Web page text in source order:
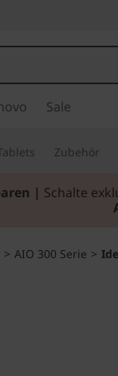
Sale
Zubehör
Tablets I
> AIO 300 Serie >